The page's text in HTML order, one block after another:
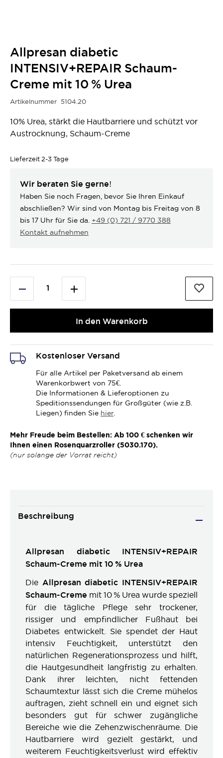
Allpresan diabetic
INTENSIV+REPAIR Schaum-
Creme mit 10 % Urea
Artikelnummer 5104.20
10% Urea, stärkt die Hautbarriere und schützt vor
Austrocknung, Schaum-Creme
Lieferzeit 2-3 Tage
Wir beraten Sie gerne!
Haben Sie noch Fragen, bevor Sie Ihren Einkauf
abschließen? Wir sind von Montag bis Freitag von 8
bis 17 Uhr für Sie da. +49 (0) 721 / 9770 388
Kontakt aufnehmen
In den Warenkorb
Kostenloser Versand
Für alle Artikel per Paketversand ab einem
Warenkorbwert von 75€.
Die Informationen & Lieferoptionen zu
Speditionssendungen für Großgüter (wie z.B.
Liegen) finden Sie hier.
Mehr Freude beim Bestellen: Ab 100 € schenken wir
Ihnen einen Rosenquarzroller (5030.170).
(nur solange der Vorrat reicht)
Beschreibung
Allpresan diabetic INTENSIV+REPAIR
Schaum-Creme mit 10 % Urea
Die Allpresan diabetic INTENSIV+REPAIR
Schaum-Creme mit 10 % Urea wurde speziell
für die tägliche Pflege sehr trockener,
rissiger und empfindlicher Fußhaut bei
Diabetes entwickelt. Sie spendet der Haut
intensiv Feuchtigkeit, unterstützt den
natürlichen Regenerationsprozess und hilft,
die Hautgesundheit langfristig zu erhalten.
Dank ihrer leichten, nicht fettenden
Schaumtextur lässt sich die Creme mühelos
auftragen, zieht schnell ein und eignet sich
besonders gut für schwer zugängliche
Bereiche wie die Zehenzwischenräume. Die
Hautbarriere wird gezielt gestärkt, und
weiterem Feuchtigkeitsverlust wird effektiv